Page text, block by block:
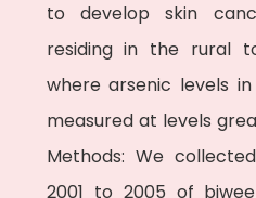
to develop skin
residing in the rural
where arsenic levels
measured at levels
Methods: We
2001 to 2005 of